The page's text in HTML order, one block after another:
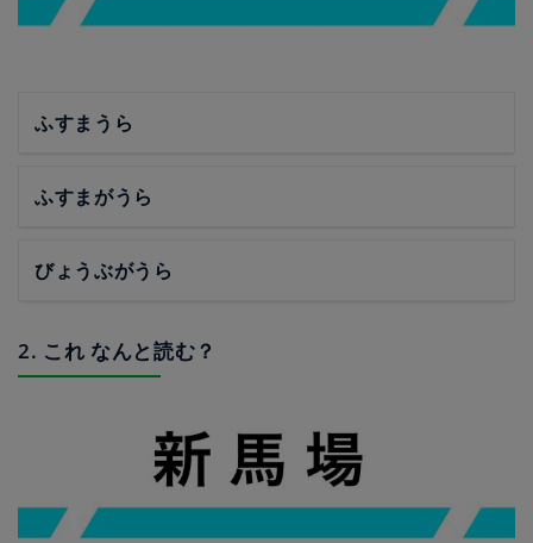
ふすまうら
ふすまがうら
びょうぶがうら
2. これ なんと読む？